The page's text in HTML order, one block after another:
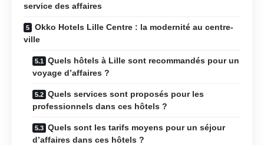
service des affaires
Okko Hotels Lille Centre : la modernité au centre-
ville
Quels hôtels à Lille sont recommandés pour un
voyage d’affaires ?
Quels services sont proposés pour les
professionnels dans ces hôtels ?
Quels sont les tarifs moyens pour un séjour
d’affaires dans ces hôtels ?